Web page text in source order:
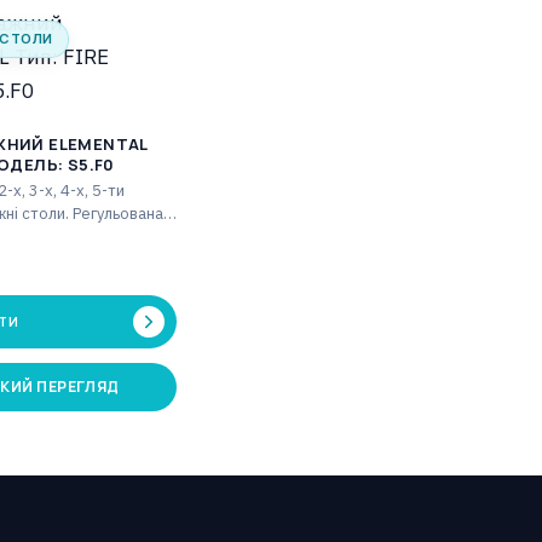
ELEMENTAL
S5.F0
х, 3-х, 4-х, 5-ти
столи. Регульована
ПЕРЕГЛЯД